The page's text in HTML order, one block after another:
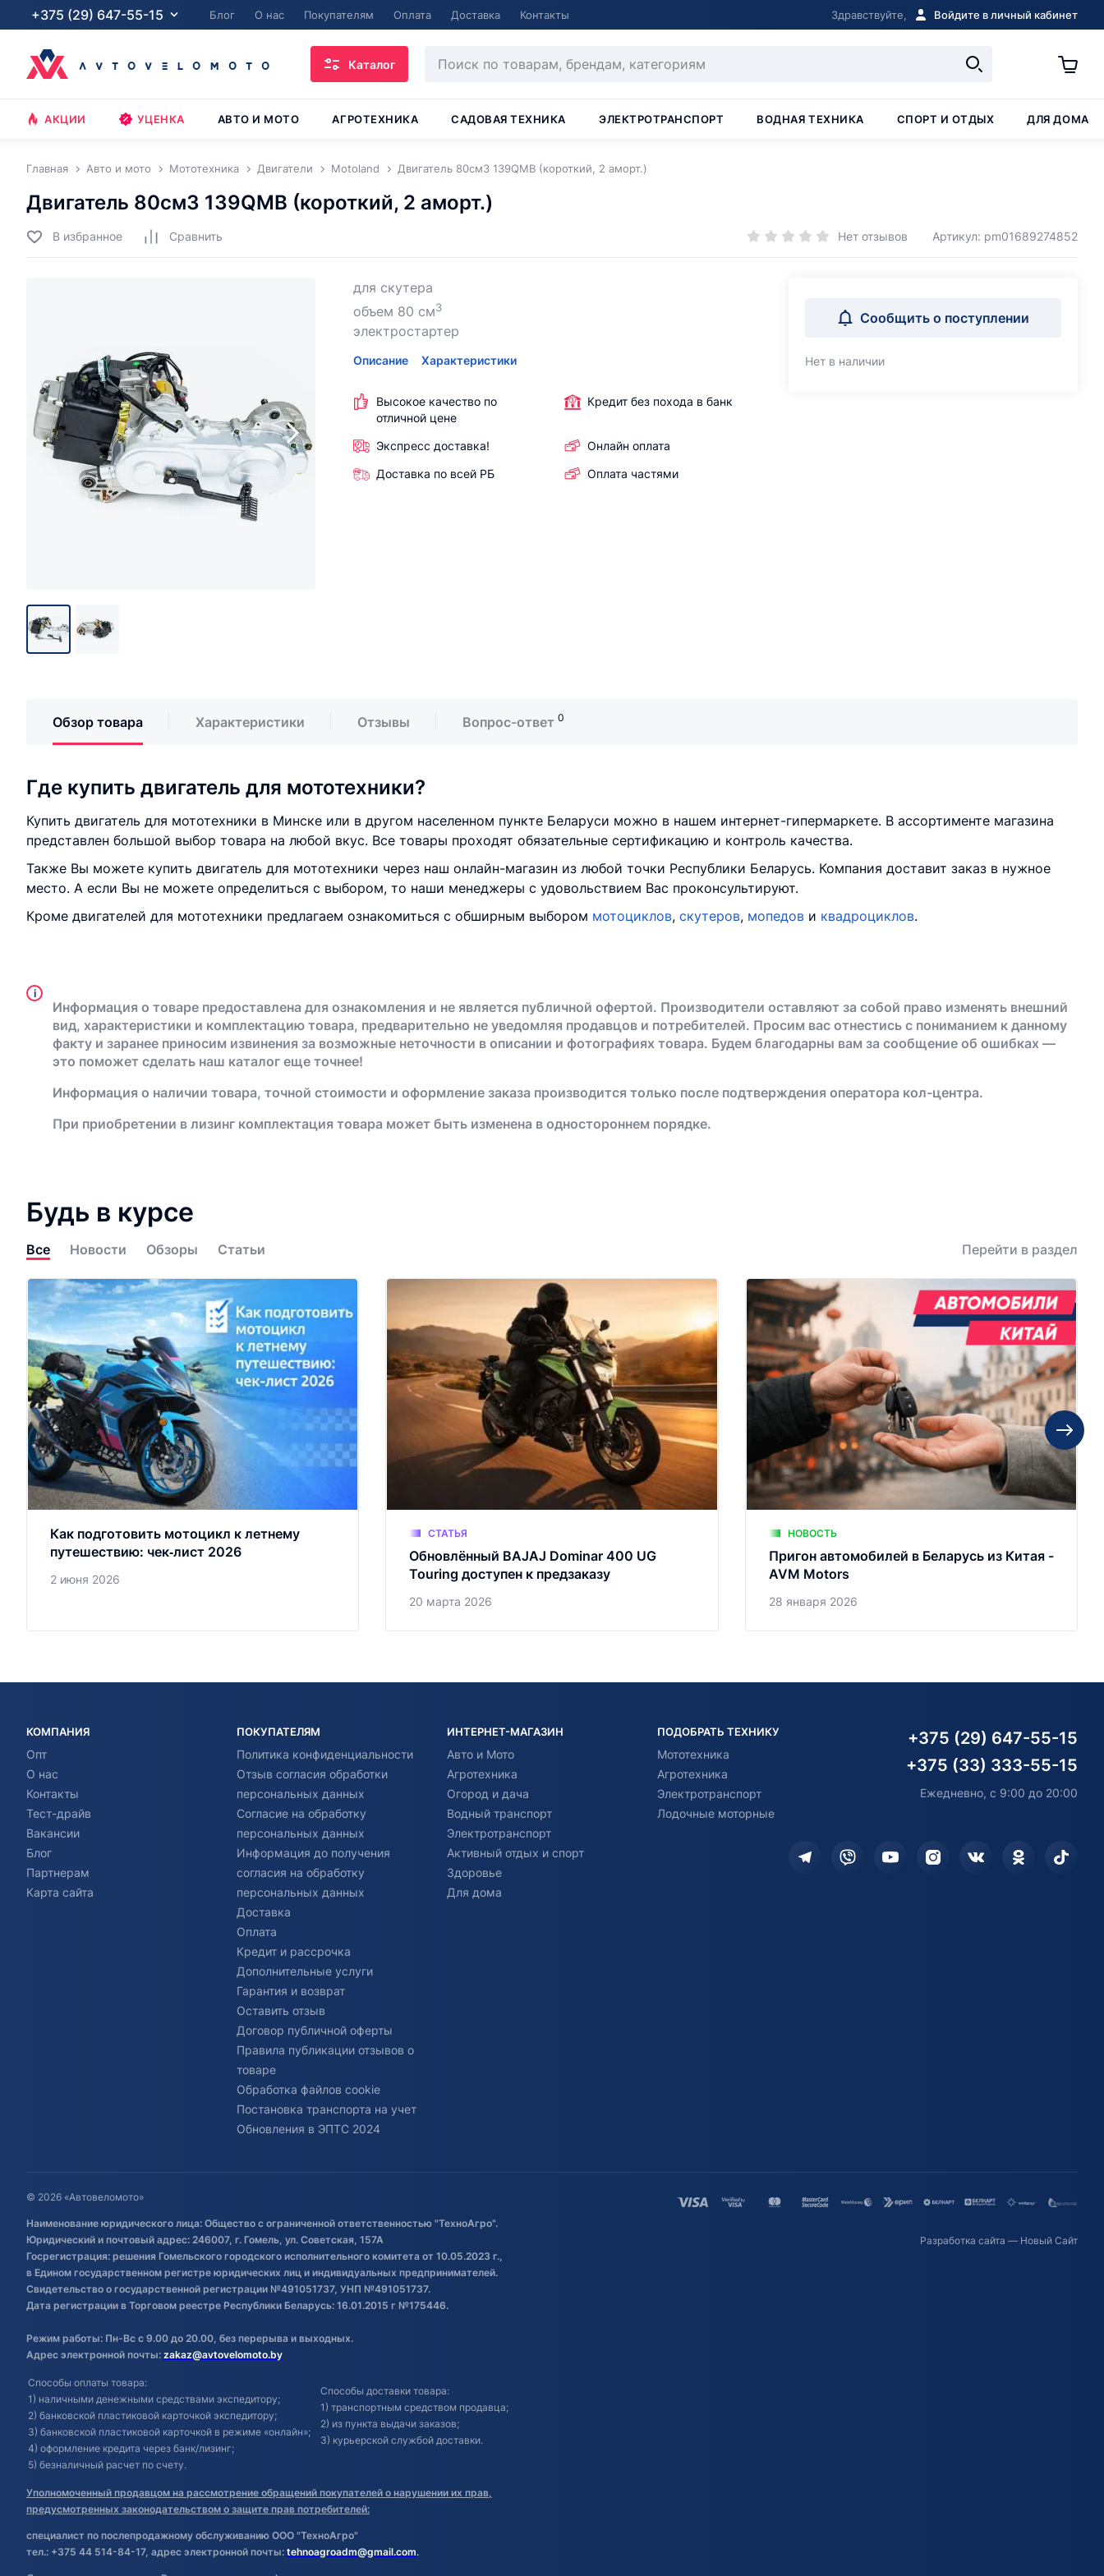
+375 (29) 647-55-15 Блог О нас Покупателям Оплата Доставка Контакты Здравствуйте, Войдите в личный кабинет
Каталог
АКЦИИ УЦЕНКА АВТО И МОТО АГРОТЕХНИКА САДОВАЯ ТЕХНИКА ЭЛЕКТРОТРАНСПОРТ ВОДНАЯ ТЕХНИКА СПОРТ И ОТДЫХ ДЛЯ ДОМА
Главная Авто и мото Мототехника Двигатели Motoland Двигатель 80см3 139QMB (короткий, 2 аморт.)
Двигатель 80см3 139QMB (короткий, 2 аморт.)
В избранное Cравнить Нет отзывов Артикул: pm01689274852
для скутера
объем 80 см3
электростартер
Описание Характеристики
Высокое качество по
отличной цене
Кредит без похода в банк
Экспресс доставка!
Онлайн оплата
Доставка по всей РБ
Оплата частями
Сообщить о поступлении
Нет в наличии
Обзор товара Характеристики Отзывы Вопрос-ответ 0
Где купить двигатель для мототехники?
Купить двигатель для мототехники в Минске или в другом населенном пункте Беларуси можно в нашем интернет-гипермаркете. В ассортименте магазина
представлен большой выбор товара на любой вкус. Все товары проходят обязательные сертификацию и контроль качества.
Также Вы можете купить двигатель для мототехники через наш онлайн-магазин из любой точки Республики Беларусь. Компания доставит заказ в нужное
место. А если Вы не можете определиться с выбором, то наши менеджеры с удовольствием Вас проконсультируют.
Кроме двигателей для мототехники предлагаем ознакомиться с обширным выбором мотоциклов, скутеров, мопедов и квадроциклов.
i
Информация о товаре предоставлена для ознакомления и не является публичной офертой. Производители оставляют за собой право изменять внешний
вид, характеристики и комплектацию товара, предварительно не уведомляя продавцов и потребителей. Просим вас отнестись с пониманием к данному
факту и заранее приносим извинения за возможные неточности в описании и фотографиях товара. Будем благодарны вам за сообщение об ошибках —
это поможет сделать наш каталог еще точнее!
Информация о наличии товара, точной стоимости и оформление заказа производится только после подтверждения оператора кол-центра.
При приобретении в лизинг комплектация товара может быть изменена в одностороннем порядке.
Будь в курсе
Все Новости Обзоры Статьи Перейти в раздел
Как подготовить мотоцикл к летнему
путешествию: чек‑лист 2026
2 июня 2026
СТАТЬЯ
Обновлённый BAJAJ Dominar 400 UG
Touring доступен к предзаказу
20 марта 2026
НОВОСТЬ
Пригон автомобилей в Беларусь из Китая -
AVM Motors
28 января 2026
КОМПАНИЯ
Опт
О нас
Контакты
Тест-драйв
Вакансии
Блог
Партнерам
Карта сайта
ПОКУПАТЕЛЯМ
Политика конфиденциальности
Отзыв согласия обработки
персональных данных
Согласие на обработку
персональных данных
Информация до получения
согласия на обработку
персональных данных
Доставка
Оплата
Кредит и рассрочка
Дополнительные услуги
Гарантия и возврат
Оставить отзыв
Договор публичной оферты
Правила публикации отзывов о
товаре
Обработка файлов cookie
Постановка транспорта на учет
Обновления в ЭПТС 2024
ИНТЕРНЕТ-МАГАЗИН
Авто и Мото
Агротехника
Огород и дача
Водный транспорт
Электротранспорт
Активный отдых и спорт
Здоровье
Для дома
ПОДОБРАТЬ ТЕХНИКУ
Мототехника
Агротехника
Электротранспорт
Лодочные моторные
+375 (29) 647-55-15
+375 (33) 333-55-15
Ежедневно, с 9:00 до 20:00
© 2026 «Автовеломото»
Наименование юридического лица: Общество с ограниченной ответственностью "ТехноАгро".
Юридический и почтовый адрес: 246007, г. Гомель, ул. Советская, 157А
Госрегистрация: решения Гомельского городского исполнительного комитета от 10.05.2023 г.,
в Едином государственном регистре юридических лиц и индивидуальных предпринимателей.
Свидетельство о государственной регистрации №491051737, УНП №491051737.
Дата регистрации в Торговом реестре Республики Беларусь: 16.01.2015 г №175446.
Режим работы: Пн-Вс с 9.00 до 20.00, без перерыва и выходных.
Адрес электронной почты: zakaz@avtovelomoto.by
Способы оплаты товара:
1) наличными денежными средствами экспедитору;
2) банковской пластиковой карточкой экспедитору;
3) банковской пластиковой карточкой в режиме «онлайн»;
4) оформление кредита через банк/лизинг;
5) безналичный расчет по счету.
Способы доставки товара:
1) транспортным средством продавца;
2) из пункта выдачи заказов;
3) курьерской службой доставки.
Уполномоченный продавцом на рассмотрение обращений покупателей о нарушении их прав,
предусмотренных законодательством о защите прав потребителей:
специалист по послепродажному обслуживанию ООО "ТехноАгро"
тел.: +375 44 514-84-17, адрес электронной почты: tehnoagroadm@gmail.com.
Разработка сайта — Новый Сайт